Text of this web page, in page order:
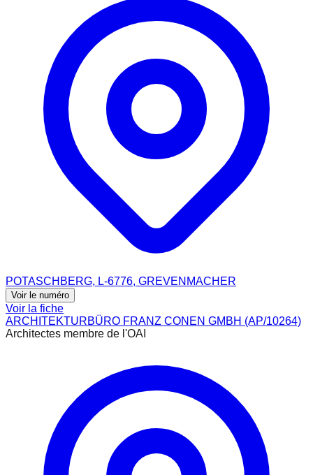
POTASCHBERG, L-6776, GREVENMACHER
Voir le numéro
Voir la fiche
ARCHITEKTURBÜRO FRANZ CONEN GMBH (AP/10264)
Architectes membre de l'OAI